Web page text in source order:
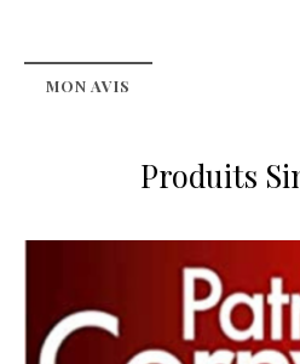
MON AVIS
Produits